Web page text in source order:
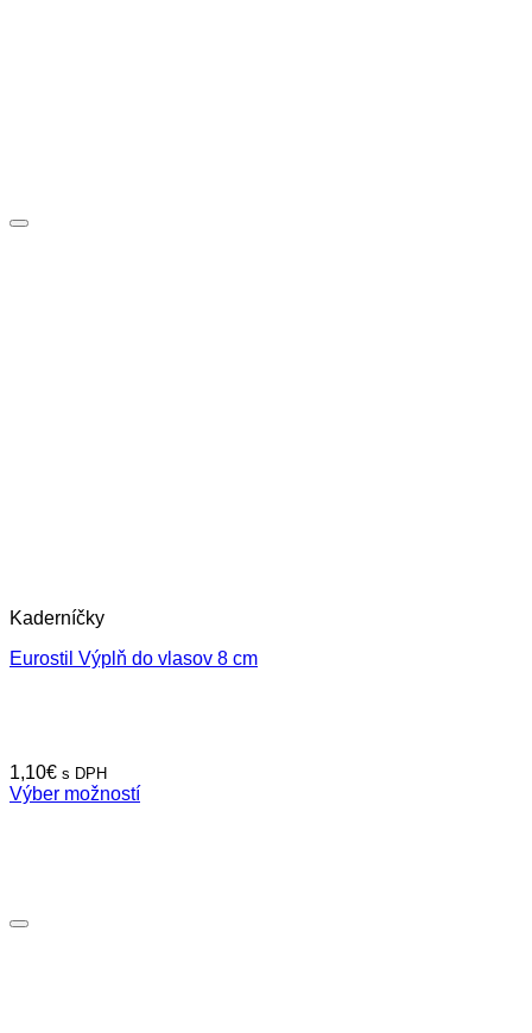
Kaderníčky
Eurostil Výplň do vlasov 8 cm
1,10€ s DPH
Výber možností
Možnosti